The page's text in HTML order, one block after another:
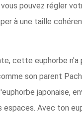
pouvez régler
à une taille
cette euphorbe n'a
son parent
japonaise,
espaces. Avec ton